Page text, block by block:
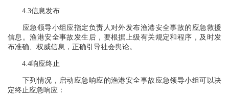
4.3信息发布
应急领导小组应指定负责人对外发布渔港安全事故的应急救援
信息。渔港安全事故发生后，要根据上级有关规定和程序，及时发
布准确、权威信息，正确引导社会舆论。
4.4响应终止
下列情况，启动应急响应的渔港安全事故应急领导小组可以决
定终止应急响应：